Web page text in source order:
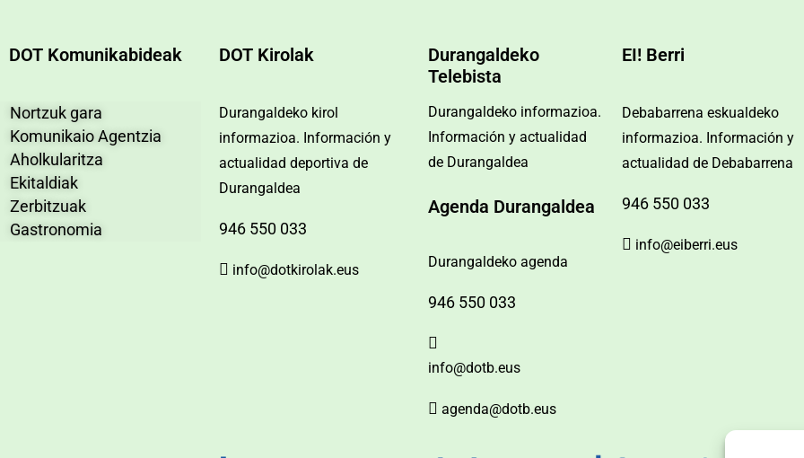
DOT Komunikabideak
Nortzuk gara
Komunikaio Agentzia
Aholkularitza
Ekitaldiak
Zerbitzuak
Gastronomia
DOT Kirolak
Durangaldeko kirol
informazioa. Información y
actualidad deportiva de
Durangaldea
946 550 033
info@dotkirolak.eus
Durangaldeko
Telebista
Durangaldeko informazioa.
Información y actualidad
de Durangaldea
Agenda Durangaldea
Durangaldeko agenda
946 550 033
info@dotb.eus
agenda@dotb.eus
EI! Berri
Debabarrena eskualdeko
informazioa. Información y
actualidad de Debabarrena
946 550 033
info@eiberri.eus